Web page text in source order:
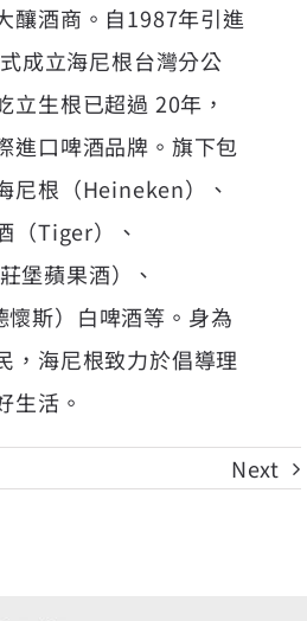
釀酒商。自1987年引進
成立海尼根台灣分公
立生根已超過 20年，
進口啤酒品牌。旗下包
尼根（Heineken）、
（Tiger）、
堡蘋果酒）、
斯）白啤酒等。身為
，海尼根致力於倡導理
生活。
Next